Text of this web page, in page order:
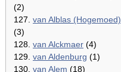
(2)
127. van Alblas (Hogemoed)
(3)
128. van Alckmaer (4)
129. van Aldenburg (1)
130. van Alem (18)